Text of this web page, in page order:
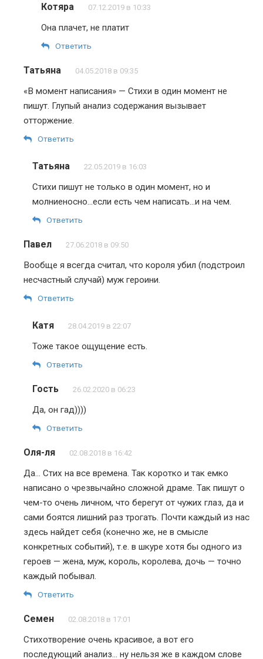
Котяра 07.12.2019 в 10:33
Она плачет, не платит
Ответить
Татьяна 04.05.2018 в 09:35
«В момент написания» — Стихи в один момент не
пишут. Глупый анализ содержания вызывает
отторжение.
Ответить
Татьяна 22.05.2019 в 16:03
Стихи пишут не только в один момент, но и
молниеносно…если есть чем написать…и на чем.
Ответить
Павел 27.06.2018 в 09:50
Вообще я всегда считал, что короля убил (подстроил
несчастный случай) муж героини.
Ответить
Катя 28.04.2019 в 22:07
Тоже такое ощущение есть.
Ответить
Гость 26.02.2020 в 06:23
Да, он гад))))
Ответить
Оля-ля 02.08.2018 в 16:42
Да… Стих на все времена. Так коротко и так емко
написано о чрезвычайно сложной драме. Так пишут о
чем-то очень личном, что берегут от чужих глаз, да и
сами боятся лишний раз трогать. Почти каждый из нас
здесь найдет себя (конечно же, не в смысле
конкретных событий), т.е. в шкуре хотя бы одного из
героев — жена, муж, король, королева, дочь — точно
каждый побывал.
Ответить
Семен 02.08.2018 в 17:01
Стихотворение очень красивое, а вот его
последующий анализ… ну нельзя же в каждом слове